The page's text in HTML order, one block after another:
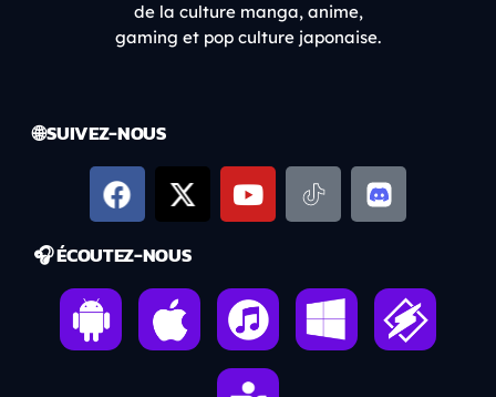
de la culture manga, anime,
gaming et pop culture japonaise.
🌐 SUIVEZ-NOUS
🎧 ÉCOUTEZ-NOUS